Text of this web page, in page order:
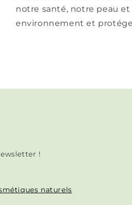
notre santé, notre peau et
environnement et
!
naturels